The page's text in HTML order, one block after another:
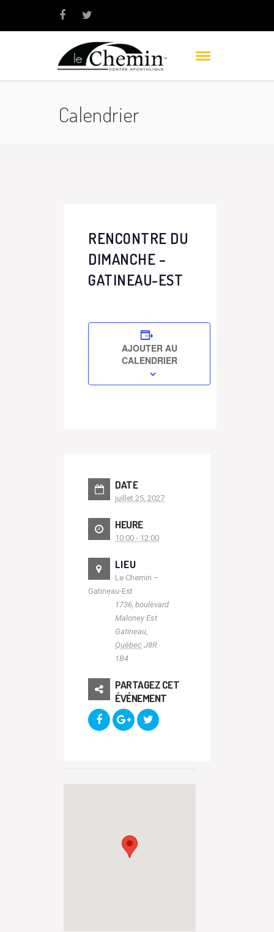
Calendrier
RENCONTRE DU
DIMANCHE –
GATINEAU-EST
AJOUTER AU
CALENDRIER
DATE
juillet 25, 2027
HEURE
10:00 - 12:00
LIEU
Le Chemin –
Gatineau-Est
1736, boulevard
Maloney Est
Gatineau,
Québec J8R
1B4
PARTAGEZ CET
ÉVÉNEMENT